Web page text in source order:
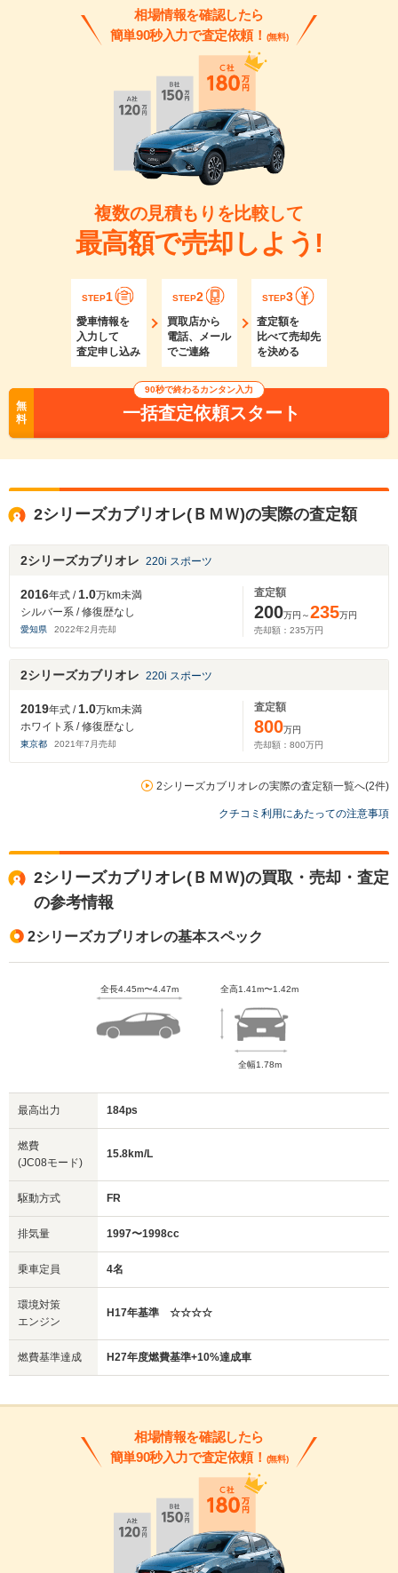
相場情報を確認したら
簡単90秒入力で査定依頼！ (無料)
複数の見積もりを比較して
最高額で売却しよう!
STEP1
愛車情報を
入力して
査定申し込み
STEP2
買取店から
電話、メール
でご連絡
STEP3
査定額を
比べて売却先
を決める
無
料
90秒で終わるカンタン入力
一括査定依頼スタート
2シリーズカブリオレ(ＢＭＷ)の実際の査定額
2シリーズカブリオレ 220i スポーツ
2016年式 /1.0万km未満
シルバー系 / 修復歴なし
愛知県 2022年2 月売却
査定額
200万円～235万円
売却額： 235万円
2シリーズカブリオレ 220i スポーツ
2019年式 /1.0万km未満
ホワイト系 / 修復歴なし
東京都 2021年7 月売却
査定額
800万円
売却額： 800万円
2シリーズカブリオレの実際の査定額一覧へ(2件)
クチコミ利用にあたっての注意事項
2シリーズカブリオレ(ＢＭＷ)の買取・売却・査定
の参考情報
2シリーズカブリオレの基本スペック
全長4.45m〜4.47m 全高1.41m〜1.42m
全幅1.78m
最高出力 184ps
燃費
(JC08モード)
15.8km/L
駆動方式 FR
排気量 1997〜1998cc
乗車定員 4名
環境対策
エンジン
H17年基準 ☆☆☆☆
燃費基準達成 H27年度燃費基準+10%達成車
相場情報を確認したら
簡単90秒入力で査定依頼！ (無料)